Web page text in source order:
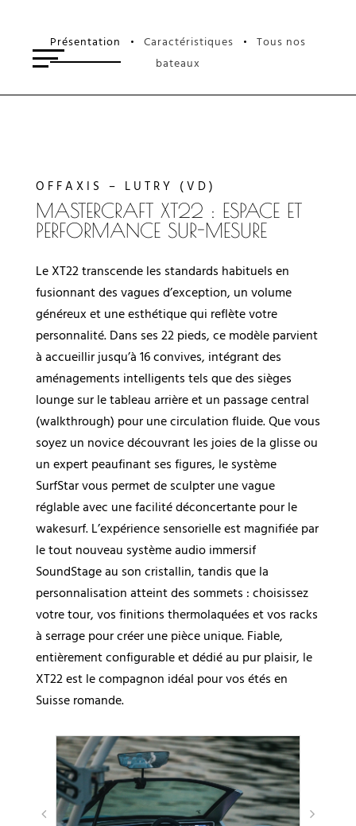
Présentation • Caractéristiques • Tous nos
bateaux
OFFAXIS – LUTRY (VD)
MASTERCRAFT XT22 : ESPACE ET
PERFORMANCE SUR-MESURE
Le XT22 transcende les standards habituels en
fusionnant des vagues d’exception, un volume
généreux et une esthétique qui reflète votre
personnalité. Dans ses 22 pieds, ce modèle parvient
à accueillir jusqu’à 16 convives, intégrant des
aménagements intelligents tels que des sièges
lounge sur le tableau arrière et un passage central
(walkthrough) pour une circulation fluide. Que vous
soyez un novice découvrant les joies de la glisse ou
un expert peaufinant ses figures, le système
SurfStar vous permet de sculpter une vague
réglable avec une facilité déconcertante pour le
wakesurf. L’expérience sensorielle est magnifiée par
le tout nouveau système audio immersif
SoundStage au son cristallin, tandis que la
personnalisation atteint des sommets : choisissez
votre tour, vos finitions thermolaquées et vos racks
à serrage pour créer une pièce unique. Fiable,
entièrement configurable et dédié au pur plaisir, le
XT22 est le compagnon idéal pour vos étés en
Suisse romande.